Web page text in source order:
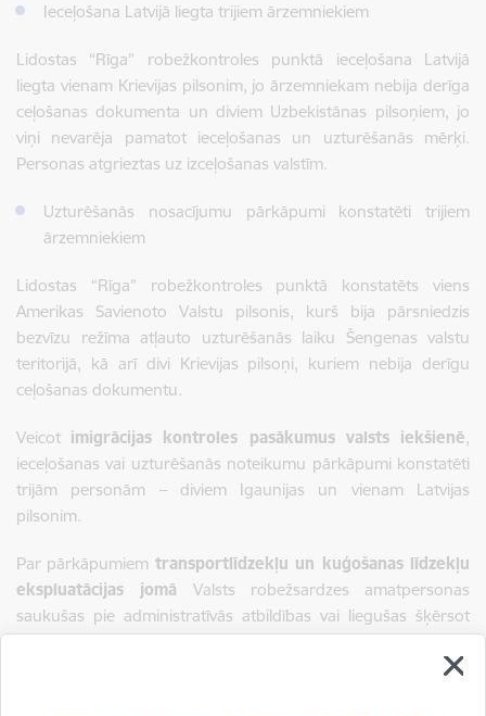
Ieceļošana Latvijā liegta trijiem ārzemniekiem
Lidostas “Rīga” robežkontroles punktā
ieceļošana Latvijā
liegta vienam Krievijas pilsonim, jo ārzemniekam nebija derīga
ceļošanas dokumenta un diviem Uzbekistānas pilsoņiem, jo
viņi nevarēja pamatot ieceļošanas un uzturēšanās mērķi.
Personas atgrieztas uz izceļošanas valstīm.
Uzturēšanās nosacījumu pārkāpumi konstatēti trijiem
ārzemniekiem
Lidostas “Rīga” robežkontroles punktā konstatēts viens
Amerikas Savienoto Valstu pilsonis, kurš bija pārsniedzis
bezvīzu režīma atļauto uzturēšanās laiku Šengenas valstu
teritorijā, kā arī divi Krievijas pilsoņi, kuriem nebija derīgu
ceļošanas dokumentu.
Veicot imigrācijas kontroles pasākumus valsts iekšienē,
ieceļošanas vai uzturēšanās noteikumu pārkāpumi konstatēti
trijām personām – diviem Igaunijas un vienam Latvijas
pilsonim.
Par pārkāpumiem transportlīdzekļu un kuģošanas līdzekļu
ekspluatācijas jomā Valsts robežsardzes amatpersonas
saukušas pie administratīvās atbildības vai liegušas šķērsot
robežu deviņām personām – diviem Lietuvas, diviem
Uzbekistānas un pa vienam Latvijas, Kazahstānas, Rumānijas,